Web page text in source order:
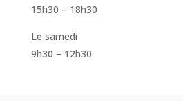
15h30 – 18h30
Le samedi
9h30 – 12h30